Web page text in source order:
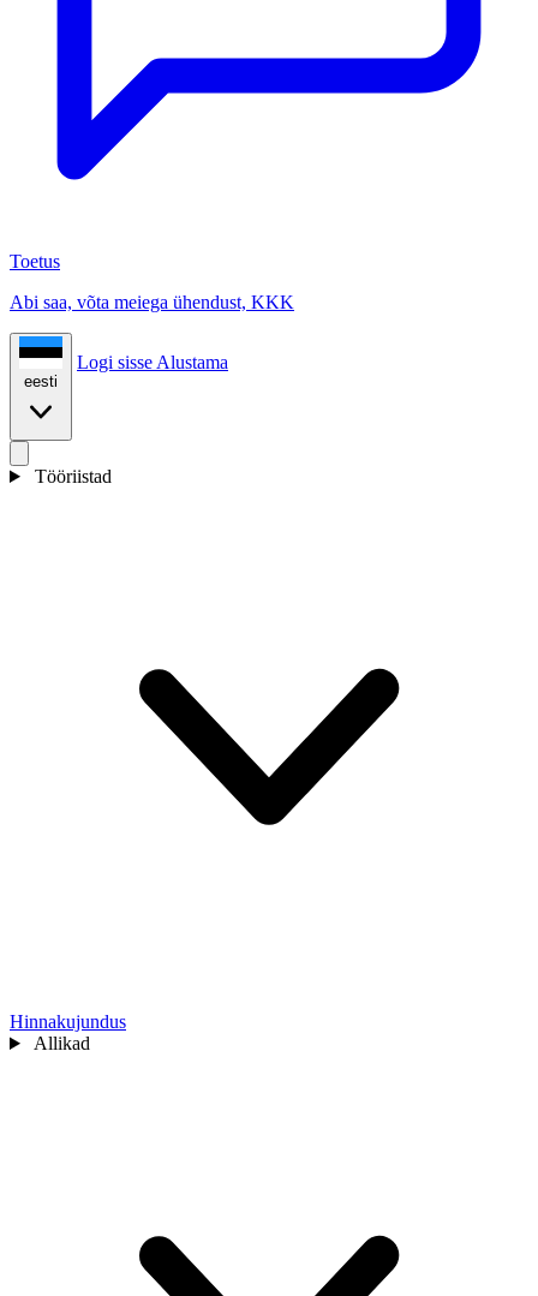
Toetus
Abi saa, võta meiega ühendust, KKK
eesti
Logi sisse Alustama
Tööriistad
Hinnakujundus
Allikad